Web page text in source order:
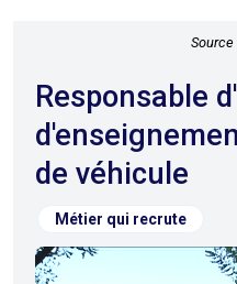
Source
Responsable d'unité
de véhicule
Métier qui recrute